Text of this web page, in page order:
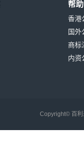
帮
香港
国外
商标
内资
Copyright© 百